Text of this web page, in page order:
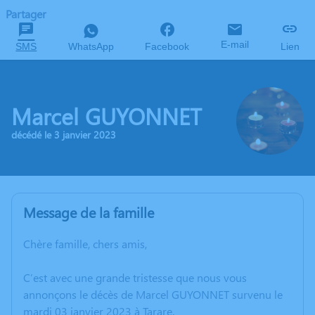
Partager
SMS WhatsApp Facebook E-mail Lien
Marcel GUYONNET
décédé le 3 janvier 2023
Message de la famille
Chère famille, chers amis,
C’est avec une grande tristesse que nous vous
annonçons le décès de Marcel GUYONNET survenu le
mardi 03 janvier 2023 à Tarare.